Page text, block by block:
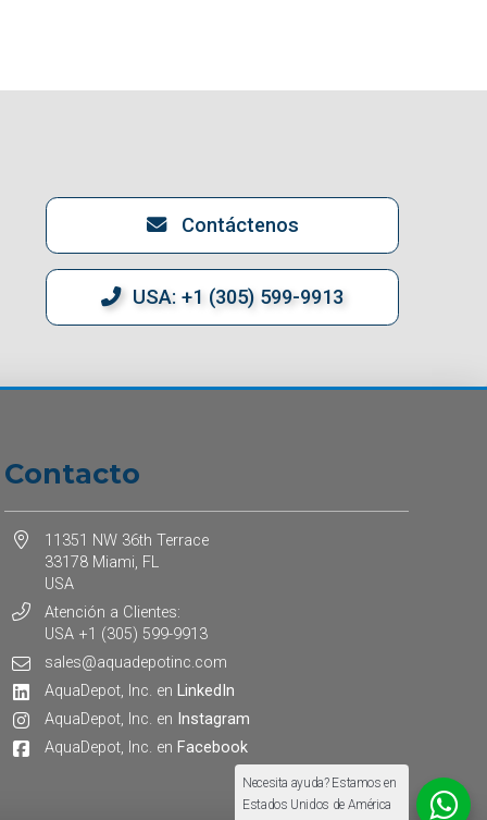
Contáctenos
USA: +1 (305) 599-9913
Contacto
11351 NW 36th Terrace
33178 Miami, FL
USA
Atención a Clientes:
USA +1 (305) 599-9913
sales@aquadepotinc.com
AquaDepot, Inc. en LinkedIn
AquaDepot, Inc. en Instagram
AquaDepot, Inc. en Facebook
Necesita ayuda? Estamos en
Estados Unidos de América